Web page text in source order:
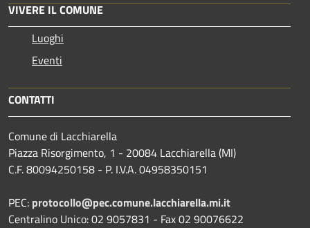
VIVERE IL COMUNE
Luoghi
Eventi
CONTATTI
Comune di Lacchiarella
Piazza Risorgimento, 1 - 20084 Lacchiarella (MI)
C.F. 80094250158 - P. I.V.A. 04958350151
PEC: protocollo@pec.comune.lacchiarella.mi.it
Centralino Unico: 02 9057831 - Fax 02 90076622